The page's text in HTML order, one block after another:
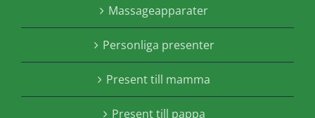
Massageapparater
Personliga presenter
Present till mamma
Present till pappa